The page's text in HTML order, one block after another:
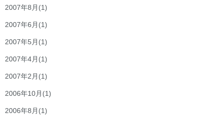
2007年8月 (1)
2007年6月 (1)
2007年5月 (1)
2007年4月 (1)
2007年2月 (1)
2006年10月 (1)
2006年8月 (1)